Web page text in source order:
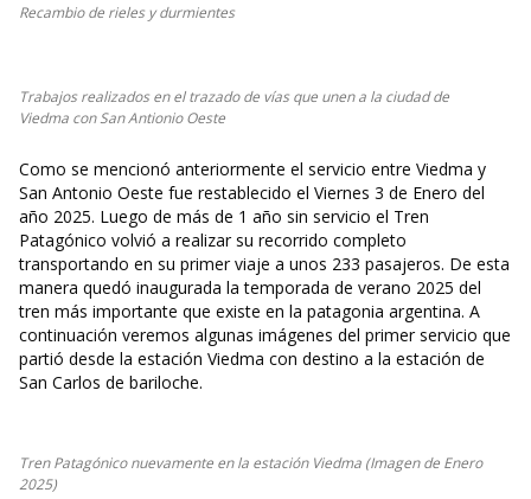
Recambio de rieles y durmientes
Trabajos realizados en el trazado de vías que unen a la ciudad de
Viedma con San Antionio Oeste
Como se mencionó anteriormente el servicio entre Viedma y
San Antonio Oeste fue restablecido el Viernes 3 de Enero del
año 2025. Luego de más de 1 año sin servicio el Tren
Patagónico volvió a realizar su recorrido completo
transportando en su primer viaje a unos 233 pasajeros. De esta
manera quedó inaugurada la temporada de verano 2025 del
tren más importante que existe en la patagonia argentina. A
continuación veremos algunas imágenes del primer servicio que
partió desde la estación Viedma con destino a la estación de
San Carlos de bariloche.
Tren Patagónico nuevamente en la estación Viedma (Imagen de Enero
2025)